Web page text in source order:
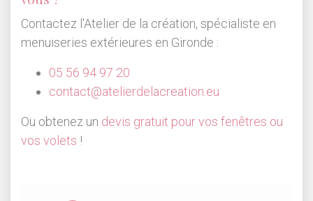
Contactez l'Atelier de la création, spécialiste en
menuiseries extérieures en Gironde :
05 56 94 97 20
contact@atelierdelacreation.eu
Ou obtenez un devis gratuit pour vos fenêtres ou
vos volets !